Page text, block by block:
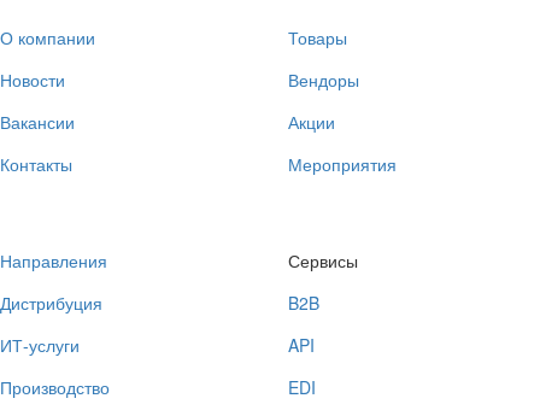
О компании
Новости
Вакансии
Контакты
Товары
Вендоры
Акции
Мероприятия
Направления
Дистрибуция
ИТ-услуги
Производство
Сервисы
B2B
API
EDI